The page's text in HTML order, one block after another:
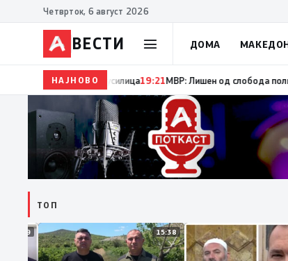
Четврток, 6 август 2026
ВЕСТИ ДОМА
НАЈНОВО
сечење со брусилица 19:21МВР: Лишен од слобода полициски
ТОП
12:39 15:38